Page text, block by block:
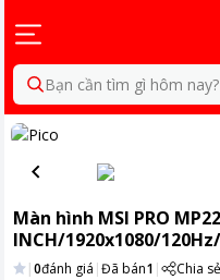
Bạn cần tìm gì hôm nay?
Màn hình MSI PRO
INCH/1920x1080/
|0đánh giá |Đã bán1 | Chia sẻ